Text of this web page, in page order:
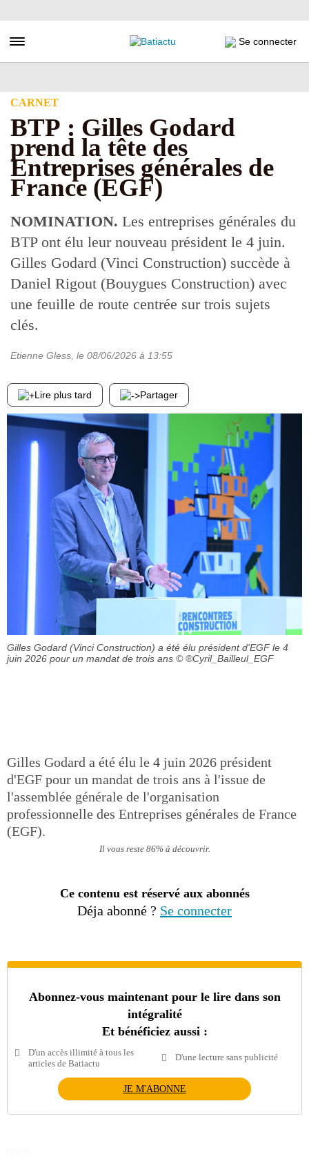
au
principal
Toggle navigation Se connecter
CARNET
BTP : Gilles Godard
prend la tête des
Entreprises générales de
France (EGF)
NOMINATION. Les entreprises générales du
BTP ont élu leur nouveau président le 4 juin.
Gilles Godard (Vinci Construction) succède à
Daniel Rigout (Bouygues Construction) avec
une feuille de route centrée sur trois sujets
clés.
Etienne Gless , le 08/06/2026 à 13:55
Lire plus tard Partager
Gilles Godard (Vinci Construction) a été élu président d'EGF le 4
juin 2026 pour un mandat de trois ans © ®Cyril_Bailleul_EGF
Gilles Godard a été élu le 4 juin 2026 président
d'EGF pour un mandat de trois ans à l'issue de
l'assemblée générale de l'organisation
professionnelle des Entreprises générales de France
(EGF).
Il vous reste 86% à découvrir.
Ce contenu est réservé aux abonnés
Déja abonné ? Se connecter
Abonnez-vous maintenant pour le lire dans son
intégralité
Et bénéficiez aussi :
D'un accès illimité à tous les
articles de Batiactu
D'une lecture sans publicité
JE M'ABONNE